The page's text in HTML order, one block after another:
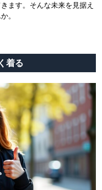
ます。そんな未来を見据え
。
着る